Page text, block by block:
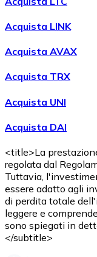
Acquista LINK
Acquista AVAX
Acquista TRX
Acquista UNI
Acquista DAI
<title>La
regolata dal
Tuttavia,
essere adatto agli
di perdita totale
leggere e
sono spiegati in
</subtitle>